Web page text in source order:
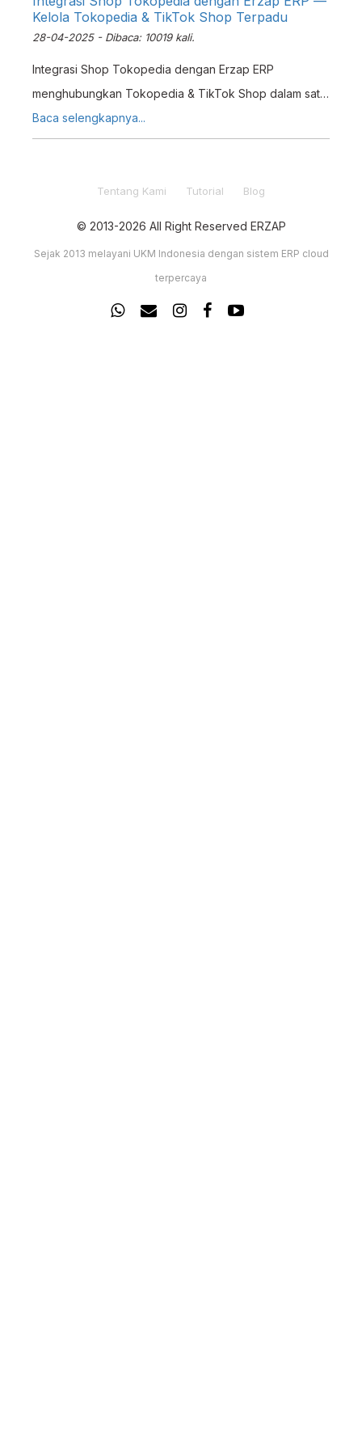
Kelola Tokopedia & TikTok Shop Terpadu
28-04-2025 - Dibaca: 10019 kali.
Integrasi Shop Tokopedia dengan Erzap ERP
menghubungkan Tokopedia & TikTok Shop dalam satu
dashboard. Sinkronisasi stok & pesanan otomatis,
kelola omnichannel dengan efisien.
Baca selengkapnya...
Tentang Kami Tutorial Blog
© 2013-2026 All Right Reserved ERZAP
Sejak 2013 melayani UKM Indonesia dengan sistem ERP cloud
terpercaya